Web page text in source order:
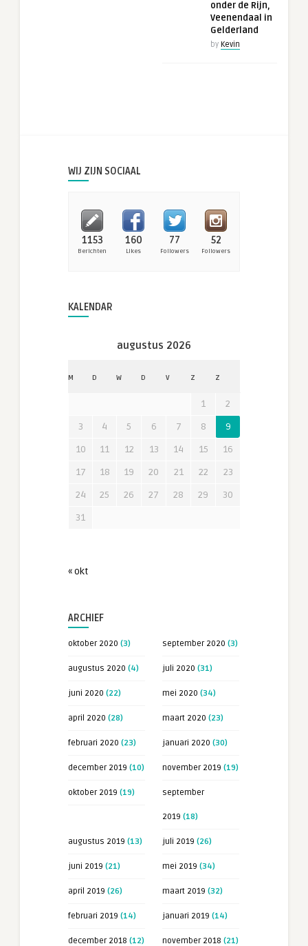
onder de Rijn,
Veenendaal in
Gelderland
by Kevin
WIJ ZIJN SOCIAAL
1153
Berichten
160
Likes
77
Followers
52
Followers
KALENDAR
augustus 2026
M D W D V Z Z
1
2
3
4 5 6 7 8
9
10
11 12 13 14 15
16
17
18 19 20 21 22
23
24
25 26 27 28 29
30
31
« okt
ARCHIEF
oktober 2020 (3) september 2020 (3)
augustus 2020 (4) juli 2020 (31)
juni 2020 (22) mei 2020 (34)
april 2020 (28) maart 2020 (23)
februari 2020 (23) januari 2020 (30)
december 2019 (10) november 2019 (19)
oktober 2019 (19) september
2019 (18)
augustus 2019 (13) juli 2019 (26)
juni 2019 (21) mei 2019 (34)
april 2019 (26) maart 2019 (32)
februari 2019 (14) januari 2019 (14)
december 2018 (12) november 2018 (21)